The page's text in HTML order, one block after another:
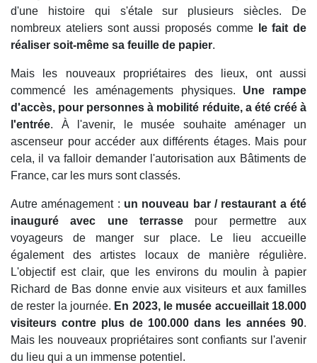
d'une histoire qui s'étale sur plusieurs siècles. De
nombreux ateliers sont aussi proposés comme
le fait de
réaliser soit-même sa feuille de papier.
Mais les nouveaux propriétaires des lieux, ont aussi
commencé les aménagements physiques. Une rampe
d'accès, pour personnes à mobilité réduite, a été créé à
l'entrée. À l'avenir, le musée souhaite aménager un
ascenseur pour accéder aux différents étages. Mais pour
cela, il va falloir demander l'autorisation aux Bâtiments de
France, car les murs sont classés.
Autre aménagement : un nouveau bar / restaurant a été
inauguré avec une terrasse pour permettre aux
voyageurs de manger sur place. Le lieu accueille
également des artistes locaux de manière régulière.
L'objectif est clair, que les environs du moulin à papier
Richard de Bas donne envie aux visiteurs et aux familles
de rester la journée. En 2023, le musée accueillait 18.000
visiteurs contre plus de 100.000 dans les années 90.
Mais les nouveaux propriétaires sont confiants sur l'avenir
du lieu qui a un immense potentiel.